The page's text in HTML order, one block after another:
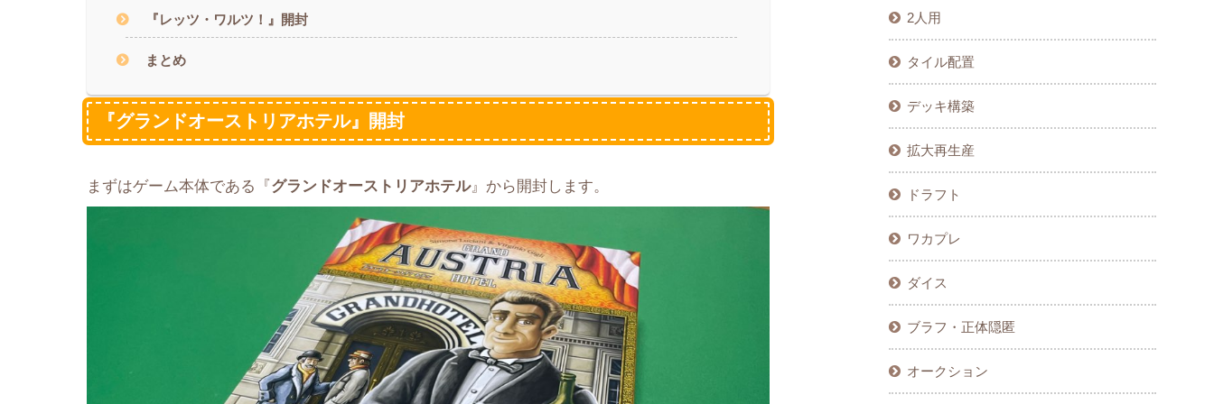
『レッツ・ワルツ！』開封
まとめ
『グランドオーストリアホテル』開封
まずはゲーム本体である『グランドオーストリアホテル』から開封します。
2人用
タイル配置
デッキ構築
拡大再生産
ドラフト
ワカプレ
ダイス
ブラフ・正体隠匿
オークション